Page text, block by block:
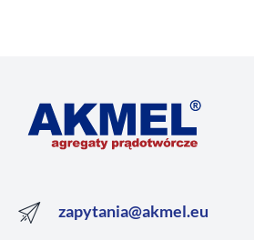
zapytania@akmel.eu